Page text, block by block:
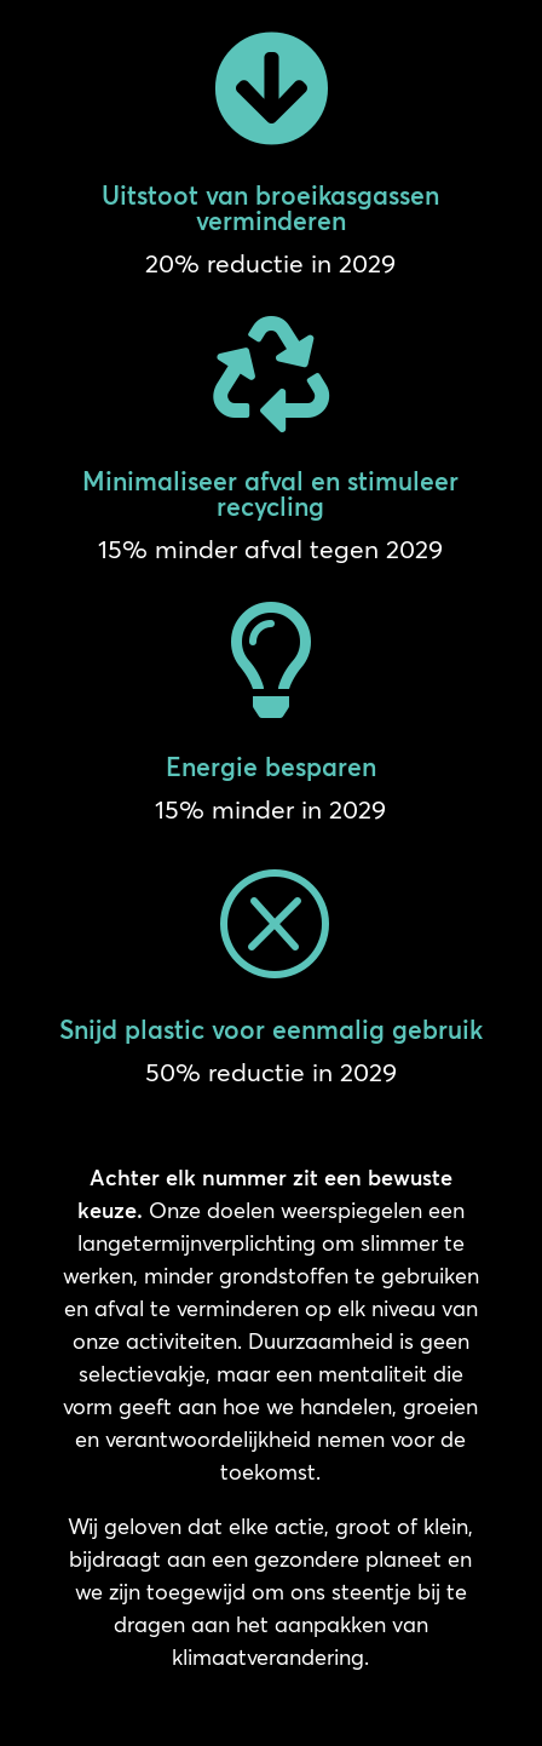

Uitstoot van broeikasgassen
verminderen
20% reductie in 2029

Minimaliseer afval en stimuleer
recycling
15% minder afval tegen 2029

Energie besparen
15% minder in 2029
Q
Snijd plastic voor eenmalig gebruik
50% reductie in 2029
Achter elk nummer zit een bewuste
keuze. Onze doelen weerspiegelen een
langetermijnverplichting om slimmer te
werken, minder grondstoffen te gebruiken
en afval te verminderen op elk niveau van
onze activiteiten. Duurzaamheid is geen
selectievakje, maar een mentaliteit die
vorm geeft aan hoe we handelen, groeien
en verantwoordelijkheid nemen voor de
toekomst.
Wij geloven dat elke actie, groot of klein,
bijdraagt aan een gezondere planeet en
we zijn toegewijd om ons steentje bij te
dragen aan het aanpakken van
klimaatverandering.